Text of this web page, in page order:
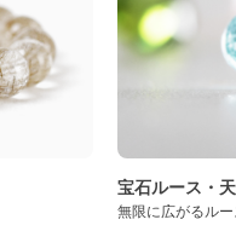
宝石ルース・
無限に広がるル